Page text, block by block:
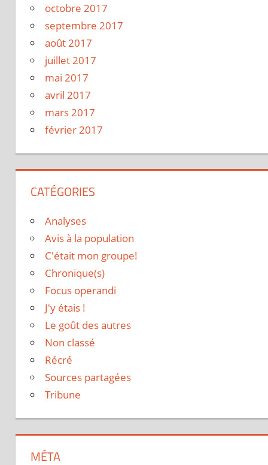
octobre 2017
septembre 2017
août 2017
juillet 2017
mai 2017
avril 2017
mars 2017
février 2017
CATÉGORIES
Analyses
Avis à la population
C'était mon groupe!
Chronique(s)
Focus operandi
J'y étais !
Le goût des autres
Non classé
Récré
Sources partagées
Tribune
MÉTA